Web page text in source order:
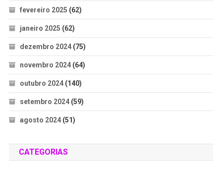
fevereiro 2025 (62)
janeiro 2025 (62)
dezembro 2024(75)
novembro 2024(64)
outubro 2024(140)
setembro 2024(59)
agosto 2024(51)
CATEGORIAS